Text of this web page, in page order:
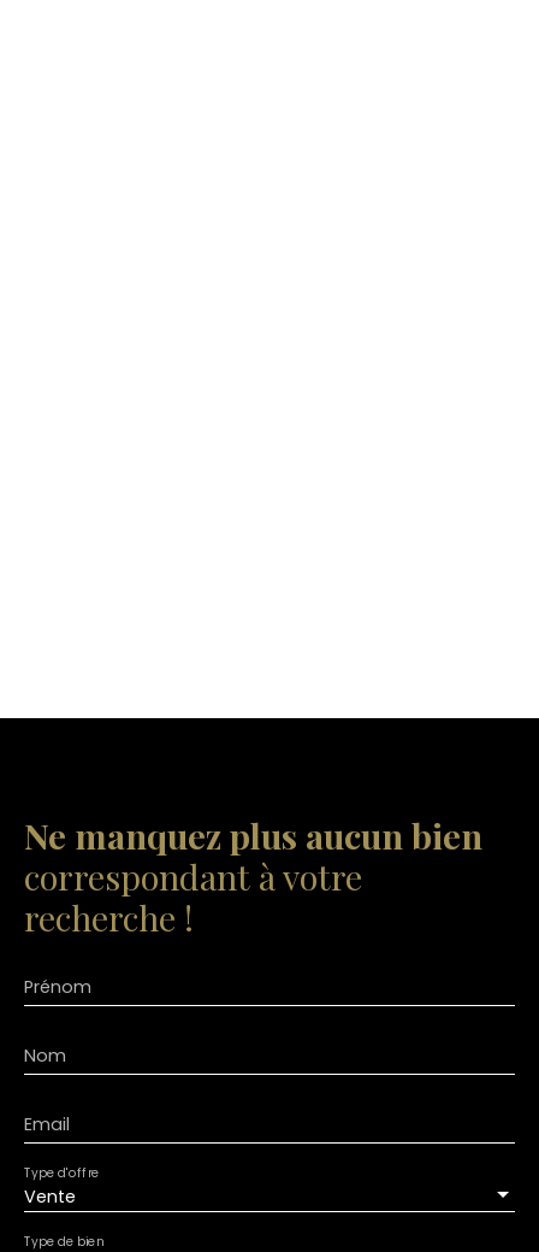
Ne manquez plus aucun bien
correspondant à votre
recherche !
Prénom
Nom
Email
Vente
Type d'offre
Type de bien